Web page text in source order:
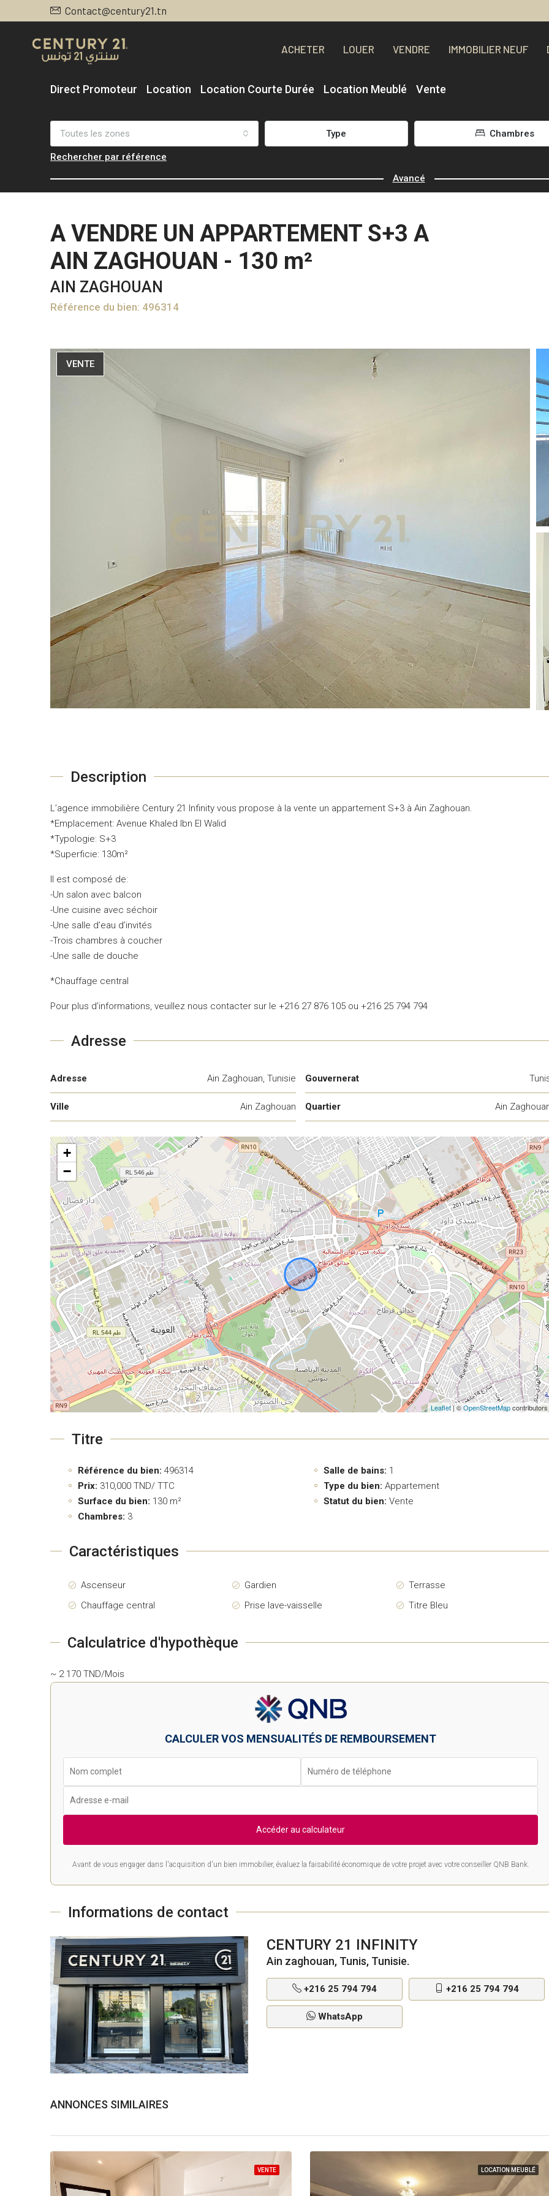
Contact@century21.tn
ACHETER LOUER VENDRE IMMOBILIER NEUF
Direct Promoteur Location Location Courte Durée Location Meublé Vente
Toutes les zones Type Chambres
Rechercher par référence
Avancé
A VENDRE UN APPARTEMENT S+3 A
AIN ZAGHOUAN - 130 m²
AIN ZAGHOUAN
Référence du bien: 496314
VENTE
Description
L’agence immobilière Century 21 Infinity vous propose à la vente un appartement S+3 à Ain Zaghouan.
*Emplacement: Avenue Khaled Ibn El Walid
*Typologie: S+3
*Superficie: 130m²
Il est composé de:
-Un salon avec balcon
-Une cuisine avec séchoir
-Une salle d’eau d’invités
-Trois chambres à coucher
-Une salle de douche
*Chauffage central
Pour plus d’informations, veuillez nous contacter sur le +216 27 876 105 ou +216 25 794 794
Adresse
Adresse Ain Zaghouan, Tunisie
Ville Ain Zaghouan
Gouvernerat
Quartier Ain
+
−
Leaflet| ©OpenStreetMapcontributors
Titre
Référence du bien: 496314
Prix: 310,000 TND/ TTC
Surface du bien: 130 m²
Chambres: 3
Salle de bains: 1
Type du bien: Appartement
Statut du bien: Vente
Caractéristiques
Ascenseur
Chauffage central
Gardien
Prise lave-vaisselle
Terrasse
Titre Bleu
Calculatrice d'hypothèque
~ 2 170 TND/Mois
CALCULER VOS MENSUALITÉS DE REMBOURSEMENT
Accéder au calculateur
Avant de vous engager dans l'acquisition d'un bien immobilier, évaluez la faisabilité économique de votre projet avec votre conseiller QNB Bank.
Informations de contact
CENTURY 21 INFINITY
Ain zaghouan, Tunis, Tunisie.
+216 25 794 794 +216 25 794 794
WhatsApp
ANNONCES SIMILAIRES
VENTE LOCATION MEUBLÉ